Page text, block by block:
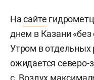
Насайте
днем в Казани
Утром в отдельных
ожидается
с. Воздух